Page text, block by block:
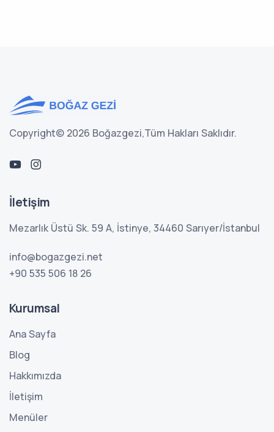
Copyright© 2026 Boğazgezi,Tüm Hakları Saklıdır.
İletişim
Mezarlık Üstü Sk. 59 A, İstinye, 34460 Sarıyer/İstanbul
info@bogazgezi.net
+90 535 506 18 26
Kurumsal
Ana Sayfa
Blog
Hakkımızda
İletişim
Menüler